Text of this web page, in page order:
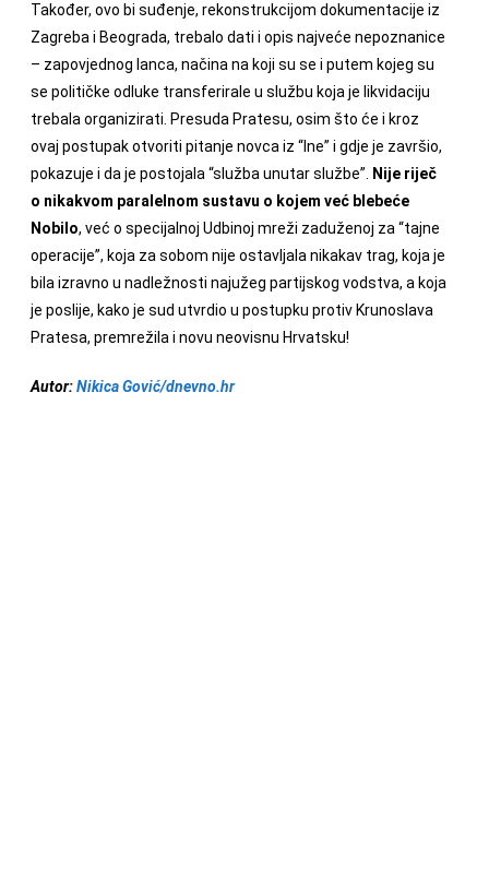
Također, ovo bi suđenje, rekonstrukcijom dokumentacije iz
Zagreba i Beograda, trebalo dati i opis najveće nepoznanice
– zapovjednog lanca, načina na koji su se i putem kojeg su
se političke odluke transferirale u službu koja je likvidaciju
trebala organizirati. Presuda Pratesu, osim što će i kroz
ovaj postupak otvoriti pitanje novca iz “Ine” i gdje je završio,
pokazuje i da je postojala “služba unutar službe”.
Nije riječ
o nikakvom paralelnom sustavu o kojem već blebeće
Nobilo, već o specijalnoj Udbinoj mreži zaduženoj za “tajne
operacije”, koja za sobom nije ostavljala nikakav trag, koja je
bila izravno u nadležnosti najužeg partijskog vodstva, a koja
je poslije, kako je sud utvrdio u postupku protiv Krunoslava
Pratesa, premrežila i novu neovisnu Hrvatsku!
Autor:Nikica Gović/dnevno.hr